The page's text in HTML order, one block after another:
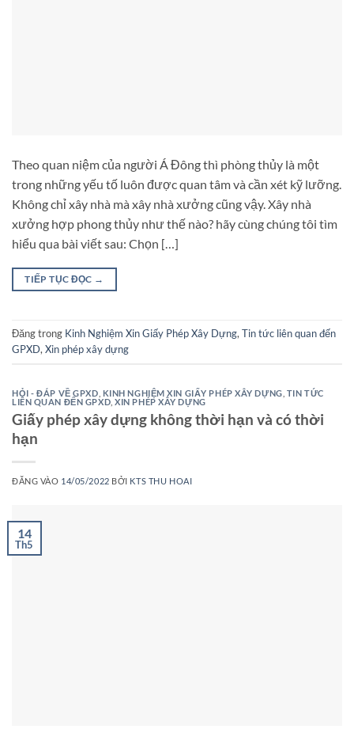
Theo quan niệm của người Á Đông thì phòng thủy là một
trong những yếu tố luôn được quan tâm và cần xét kỹ lưỡng.
Không chỉ xây nhà mà xây nhà xưởng cũng vậy. Xây nhà
xưởng hợp phong thủy như thế nào? hãy cùng chúng tôi tìm
hiểu qua bài viết sau: Chọn […]
TIẾP TỤC ĐỌC →
Đăng trong Kinh Nghiệm Xin Giấy Phép Xây Dựng, Tin tức liên quan đến
GPXD, Xin phép xây dựng
HỎI - ĐÁP VỀ GPXD KINH NGHIỆM XIN GIẤY PHÉP XÂY DỰNG TIN TỨC
LIÊN QUAN ĐẾN GPXD ,XIN PHÉP XÂY DỰNG
Giấy phép xây dựng không thời hạn và có thời
hạn
ĐĂNG VÀO 14/05/2022 BỞI KTS THU HOAI
14
Th5